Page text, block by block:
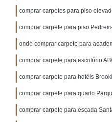
comprar carpetes para piso
comprar carpete para piso
onde comprar carpete para
comprar carpete para escritório
comprar carpete para hotéis
comprar carpete para quarto
comprar carpete para escada